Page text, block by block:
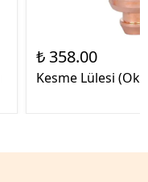
₺ 358.00
Kesme Lülesi